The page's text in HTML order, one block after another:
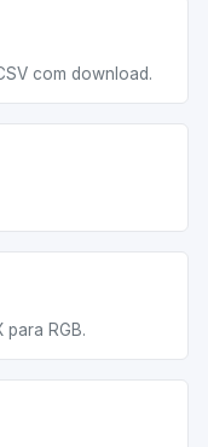
com download.
para RGB.